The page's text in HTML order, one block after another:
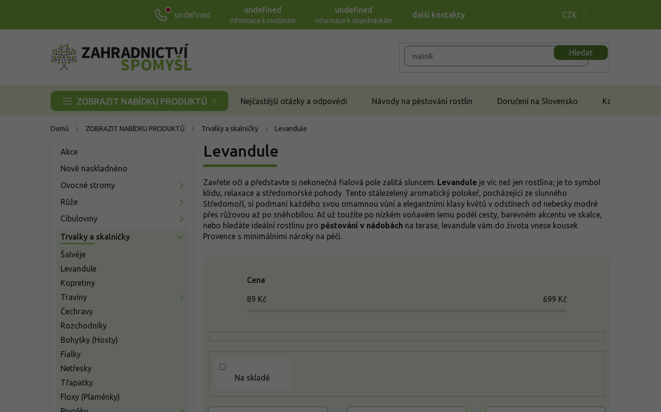
CZK
undefined
undefined
informace k rostlinám
undefined
informace k objednávkám
další kontakty
Hledat
ZOBRAZIT NABÍDKU PRODUKTŮ Nejčastější otázky a odpovědi Návody na pěstování rostlin Doručení na Slovensko Kontakt
Domů ZOBRAZIT NABÍDKU PRODUKTŮ Trvalky a skalničky Levandule
Přeskočit
Akce
Nově naskladněno
Ovocné stromy
Růže
Cibuloviny
Trvalky a skalničky
Šalvěje
Levandule
Kopretiny
Traviny
Čechravy
Rozchodníky
Bohyšky (Hosty)
Fialky
Netřesky
Třapatky
Floxy (Plaménky)
Levandule
Zavřete oči a představte si nekonečná fialová pole zalitá sluncem. Levandule je víc než jen rostlina; je to symbol
klidu, relaxace a středomořské pohody. Tento stálezelený aromatický polokeř, pocházející ze slunného
Středomoří, si podmaní každého svou omamnou vůní a elegantními klasy květů v odstínech od nebesky modré
přes růžovou až po sněhobílou. Ať už toužíte po nízkém voňavém lemu podél cesty, barevném akcentu ve skalce,
nebo hledáte ideální rostlinu pro pěstování v nádobách na terase, levandule vám do života vnese kousek
Provence s minimálními nároky na péči.
Cena
89 Kč 699 Kč
Na skladě